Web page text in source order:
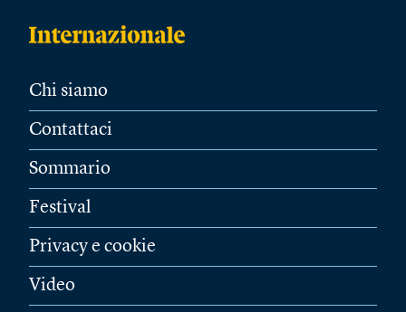
Chi siamo
Contattaci
Sommario
Festival
Privacy e cookie
Video